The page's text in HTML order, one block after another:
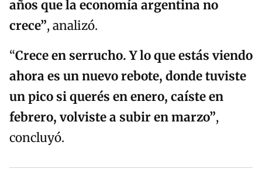
años que la economía argentina no
crece”, analizó.
“Crece en serrucho. Y lo que estás viendo
ahora es un nuevo rebote, donde tuviste
un pico si querés en enero, caíste en
febrero, volviste a subir en marzo”,
concluyó.